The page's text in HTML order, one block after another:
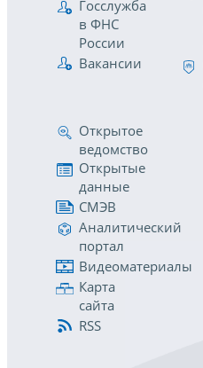
Госслужба
в ФНС
России
Вакансии
Открытое
ведомство
Открытые
данные
СМЭВ
Аналитический
портал
Видеоматериалы
Карта
сайта
RSS